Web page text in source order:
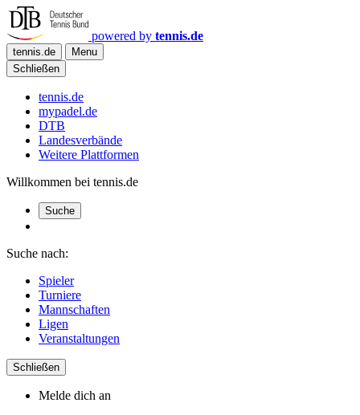
powered by tennis.de
tennis.de
Menu
Schließen
tennis.de
mypadel.de
DTB
Landesverbände
Weitere Plattformen
Willkommen bei tennis.de
Suche
Suche nach:
Spieler
Turniere
Mannschaften
Ligen
Veranstaltungen
Schließen
Melde dich an